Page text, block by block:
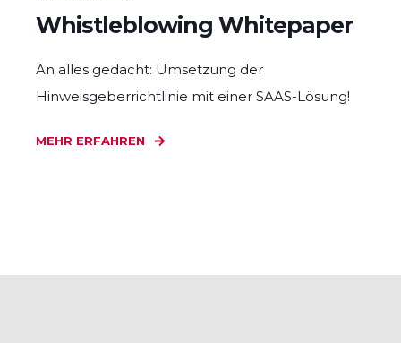
Whistleblowing Whitepaper
An alles gedacht: Umsetzung der
Hinweisgeberrichtlinie mit einer SAAS-Lösung!
MEHR ERFAHREN